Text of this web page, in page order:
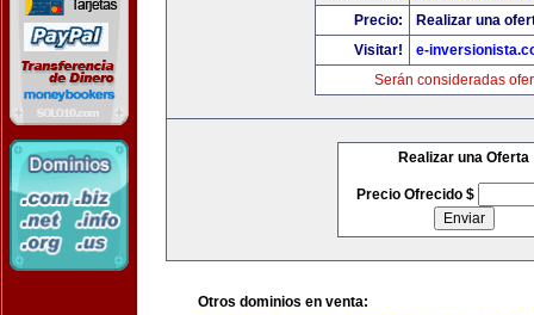
Precio:
Realizar una
Visitar!
e-
Serán consideradas
Realizar una Oferta
Precio Ofrecido $
Otros dominios en venta: